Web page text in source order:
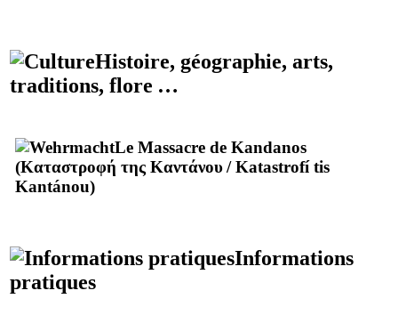
Histoire, géographie, arts,
traditions, flore …
Le Massacre de Kandanos
(Καταστροφή της Καντάνου/Katastrofí tis
Kantánou)
Informations
pratiques